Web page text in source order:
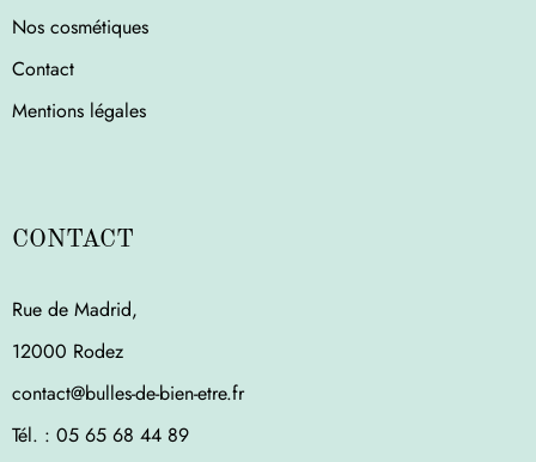
Nos cosmétiques
Contact
Mentions légales
CONTACT
Rue de Madrid,
12000 Rodez
contact@bulles-de-bien-etre.fr
Tél. : ‭05 65 68 44 89‬